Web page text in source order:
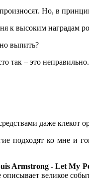
Но, в
к высоким наградам
выпить?
так – это
даже клекот
подходят ко мне и
Armstrong - Let My
великое